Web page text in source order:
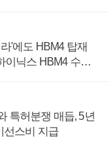
'에도 HBM4 탑재
이닉스 HBM4 수율
특허분쟁 매듭, 5년
선스비 지급